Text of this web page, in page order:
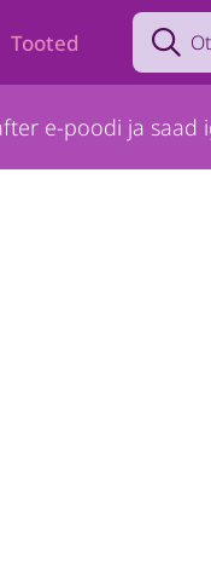
Tooted
Search
e-poodi ja